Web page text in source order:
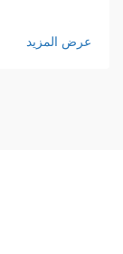
عرض المزيد